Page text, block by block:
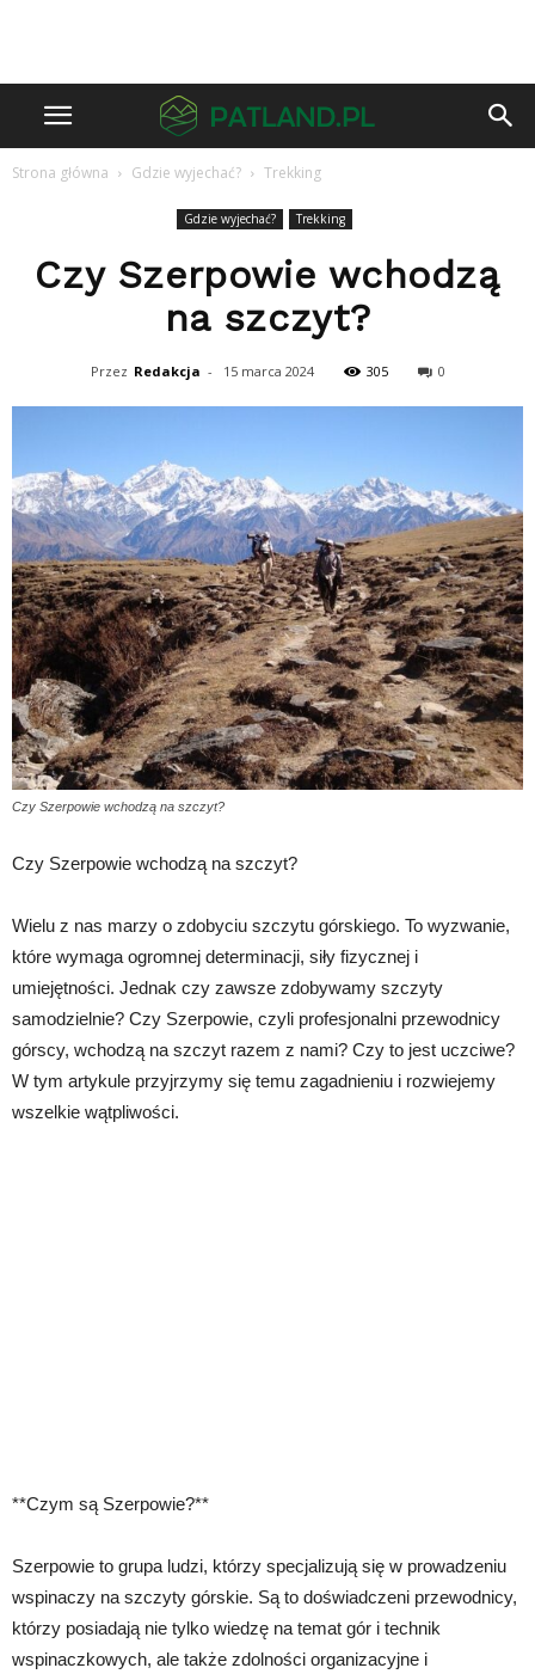
Strona główna Gdzie wyjechać? Trekking
Gdzie wyjechać? Trekking
Czy Szerpowie wchodzą
na szczyt?
Przez Redakcja - 15 marca 2024 305 0
Czy Szerpowie wchodzą na szczyt?
Czy Szerpowie wchodzą na szczyt?
Wielu z nas marzy o zdobyciu szczytu górskiego. To wyzwanie,
które wymaga ogromnej determinacji, siły fizycznej i
umiejętności. Jednak czy zawsze zdobywamy szczyty
samodzielnie? Czy Szerpowie, czyli profesjonalni przewodnicy
górscy, wchodzą na szczyt razem z nami? Czy to jest uczciwe?
W tym artykule przyjrzymy się temu zagadnieniu i rozwiejemy
wszelkie wątpliwości.
**Czym są Szerpowie?**
Szerpowie to grupa ludzi, którzy specjalizują się w prowadzeniu
wspinaczy na szczyty górskie. Są to doświadczeni przewodnicy,
którzy posiadają nie tylko wiedzę na temat gór i technik
wspinaczkowych, ale także zdolności organizacyjne i